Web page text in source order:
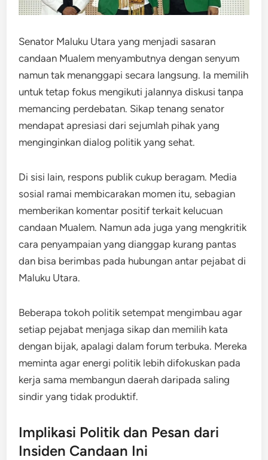
Senator Maluku Utara yang menjadi sasaran
candaan Mualem menyambutnya dengan senyum
namun tak menanggapi secara langsung. Ia memilih
untuk tetap fokus mengikuti jalannya diskusi tanpa
memancing perdebatan. Sikap tenang senator
mendapat apresiasi dari sejumlah pihak yang
menginginkan dialog politik yang sehat.
Di sisi lain, respons publik cukup beragam. Media
sosial ramai membicarakan momen itu, sebagian
memberikan komentar positif terkait kelucuan
candaan Mualem. Namun ada juga yang mengkritik
cara penyampaian yang dianggap kurang pantas
dan bisa berimbas pada hubungan antar pejabat di
Maluku Utara.
Beberapa tokoh politik setempat mengimbau agar
setiap pejabat menjaga sikap dan memilih kata
dengan bijak, apalagi dalam forum terbuka. Mereka
meminta agar energi politik lebih difokuskan pada
kerja sama membangun daerah daripada saling
sindir yang tidak produktif.
Implikasi Politik dan Pesan dari
Insiden Candaan Ini